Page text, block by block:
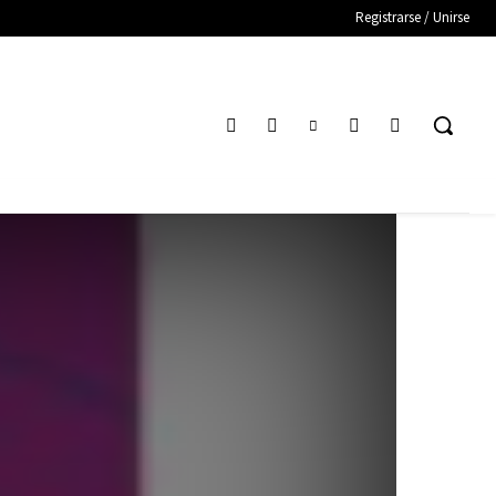
Registrarse / Unirse